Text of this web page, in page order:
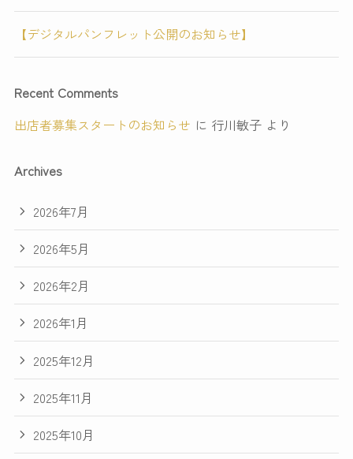
【デジタルパンフレット公開のお知らせ】
Recent Comments
出店者募集スタートのお知らせ に 行川敏子より
Archives
2026年7月
2026年5月
2026年2月
2026年1月
2025年12月
2025年11月
2025年10月